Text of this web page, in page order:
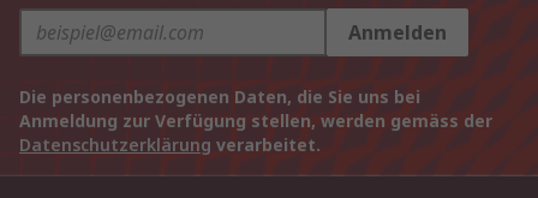
Anmelden
Die personenbezogenen Daten, die Sie uns bei
Anmeldung zur Verfügung stellen, werden gemäss der
Datenschutzerklärung verarbeitet.